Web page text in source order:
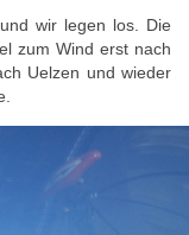
wir legen los. Die
zum Wind erst nach
Uelzen und wieder